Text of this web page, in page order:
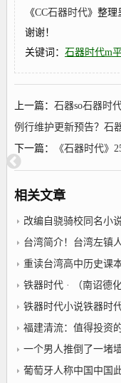
《CC石器时代》整理
谢谢！
关键词： 石器时代m
上一篇： 石器so石器时
例行维护更新预告？石
下一篇：
《石器时代》
相关文章
改编自骁骑校同名小
台湾简介！台湾左镇人
重读台湾高中历史课本：史前时期
铁器时代 · （南诏德
铁器时代小说铁器时
福建清流：值得投资
一个男人推倒了一堵墙却
葡萄牙人称中国中国此